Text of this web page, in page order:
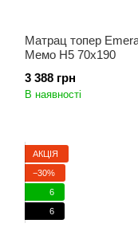
Матрац топер
Мемо Н5 70x190
3 388 грн
В наявності
АКЦІЯ
−30%
6
6